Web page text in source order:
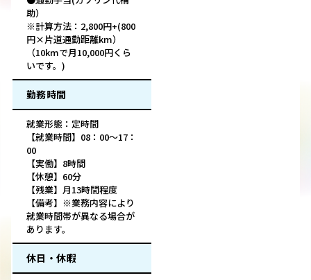
助）
※計算方法：2,800円+(800
円×片道通勤距離km）
（10kmで月10,000円くら
いです。)
勤務時間
就業形態：定時間
【就業時間】08：00～17：
00
【実働】8時間
【休憩】60分
【残業】月13時間程度
【備考】※業務内容により
就業時間帯が異なる場合が
あります。
休日・休暇